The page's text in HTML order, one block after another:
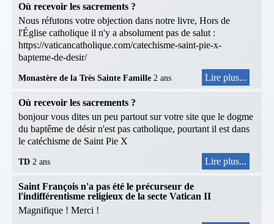
Où recevoir les sacrements ?
Nous réfutons votre objection dans notre livre, Hors de
l'Église catholique il n'y a absolument pas de salut :
https://vaticancatholique.com/catechisme-saint-pie-x-
bapteme-de-desir/
Monastère de la Très Sainte Famille 2 ans Lire plus...
Où recevoir les sacrements ?
bonjour vous dites un peu partout sur votre site que le dogme
du baptême de désir n'est pas catholique, pourtant il est dans
le catéchisme de Saint Pie X
TD 2 ans Lire plus...
Saint François n'a pas été le précurseur de
l'indifférentisme religieux de la secte Vatican II
Magnifique ! Merci !